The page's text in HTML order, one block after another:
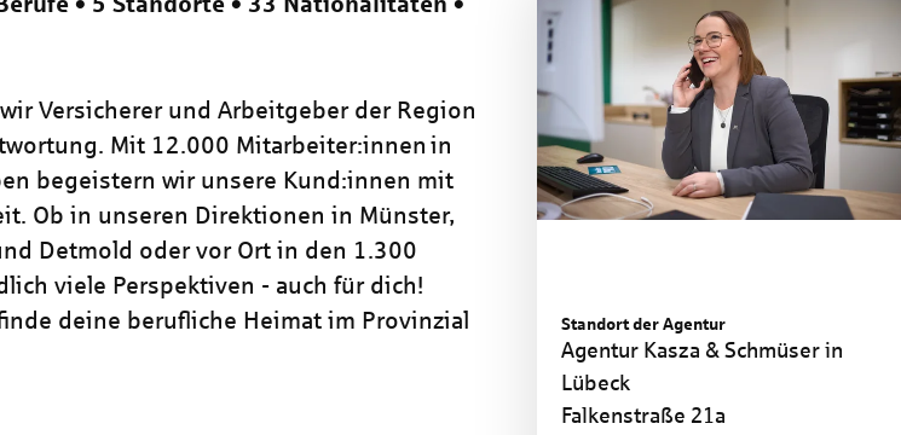
Standort der Agentur
Agentur Kasza & Schmüser in
Lübeck
Falkenstraße 21a
Versicherer und Arbeitgeber der Region
Mit 12.000 Mitarbeiter:innen in
begeistern wir unsere Kund:innen mit
Ob in unseren Direktionen in Münster,
Detmold oder vor Ort in den 1.300
viele Perspektiven - auch für dich!
deine berufliche Heimat im Provinzial